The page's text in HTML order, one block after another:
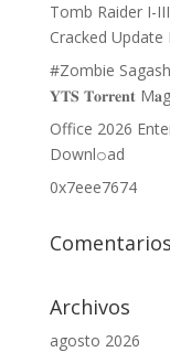
Tomb Raider I-
Cracked Update
#Zombie
𝐘𝐓𝐒 𝐓𝐨𝐫𝐫𝐞𝐧𝐭
Office 2026
Downl𝚘аd
0x7eee7674
Archivos
agosto 2026